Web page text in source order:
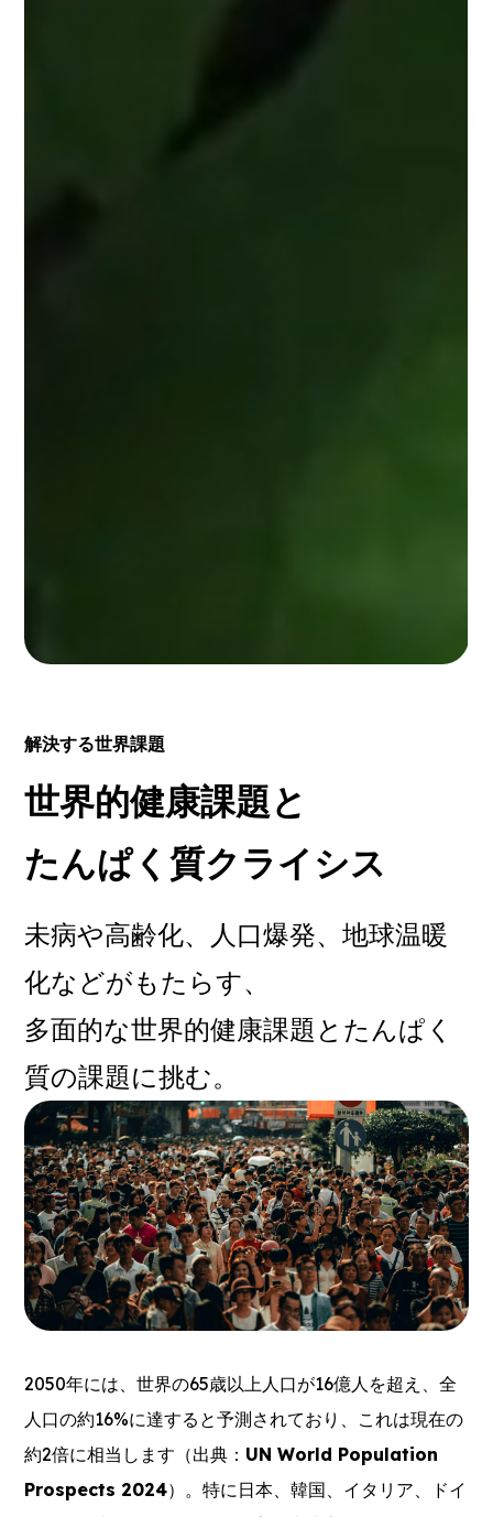
解決する世界課題
世界的健康課題と
たんぱく質クライシス
未病や高齢化、人口爆発、地球温暖
化などがもたらす、
多面的な世界的健康課題とたんぱく
質の課題に挑む。
2050年には、世界の65歳以上人口が16億人を超え、全
人口の約16%に達すると予測されており、これは現在の
約2倍に相当します（出典： UN World Population
Prospects 2024）。特に日本、韓国、イタリア、ドイ